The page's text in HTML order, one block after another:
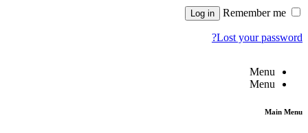
Remember me
Log in
Lost your password?
Menu
Menu
Main Menu